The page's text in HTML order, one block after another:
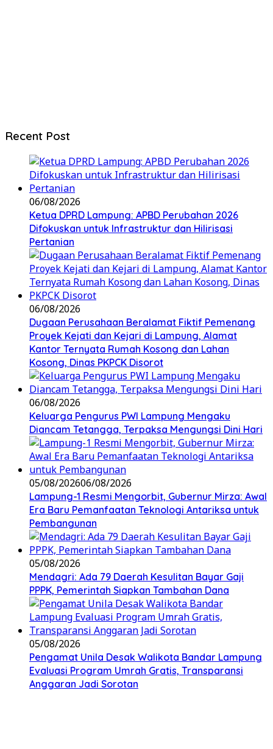
Recent Post
06/08/2026
Ketua DPRD Lampung: APBD Perubahan 2026
Difokuskan untuk Infrastruktur dan Hilirisasi
Pertanian
06/08/2026
Dugaan Perusahaan Beralamat Fiktif Pemenang
Proyek Kejati dan Kejari di Lampung, Alamat
Kantor Ternyata Rumah Kosong dan Lahan
Kosong, Dinas PKPCK Disorot
06/08/2026
Keluarga Pengurus PWI Lampung Mengaku
Diancam Tetangga, Terpaksa Mengungsi Dini Hari
05/08/202606/08/2026
Lampung-1 Resmi Mengorbit, Gubernur Mirza: Awal
Era Baru Pemanfaatan Teknologi Antariksa untuk
Pembangunan
05/08/2026
Mendagri: Ada 79 Daerah Kesulitan Bayar Gaji
PPPK, Pemerintah Siapkan Tambahan Dana
05/08/2026
Pengamat Unila Desak Walikota Bandar Lampung
Evaluasi Program Umrah Gratis, Transparansi
Anggaran Jadi Sorotan